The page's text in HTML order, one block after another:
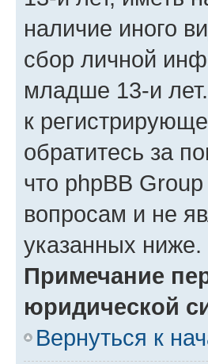
наличие иного
сбор личной
младше 13-и
к
обратитесь за
что phpBB
вопросам и не
указанных ниже.
Примечание
юридической
Вернуться к